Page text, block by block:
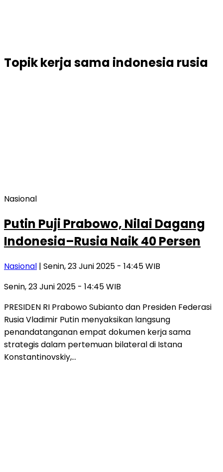
Topikkerja sama indonesia rusia
Nasional
Putin Puji Prabowo, Nilai Dagang
Indonesia–Rusia Naik 40 Persen
Nasional | Senin, 23 Juni 2025 - 14:45 WIB
Senin, 23 Juni 2025 - 14:45 WIB
PRESIDEN RI Prabowo Subianto dan Presiden Federasi
Rusia Vladimir Putin menyaksikan langsung
penandatanganan empat dokumen kerja sama
strategis dalam pertemuan bilateral di Istana
Konstantinovskiy,…